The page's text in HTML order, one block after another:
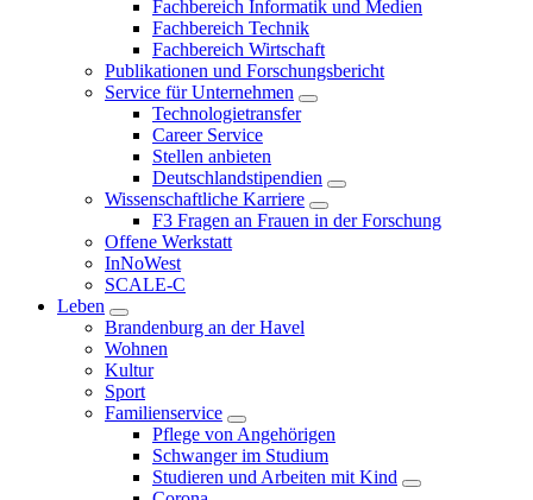
Fachbereich Informatik und Medien
Fachbereich Technik
Fachbereich Wirtschaft
Publikationen und Forschungsbericht
Service für Unternehmen
Technologietransfer
Career Service
Stellen anbieten
Deutschlandstipendien
Wissenschaftliche Karriere
F3 Fragen an Frauen in der Forschung
Offene Werkstatt
InNoWest
SCALE-C
Leben
Brandenburg an der Havel
Wohnen
Kultur
Sport
Familienservice
Pflege von Angehörigen
Schwanger im Studium
Studieren und Arbeiten mit Kind